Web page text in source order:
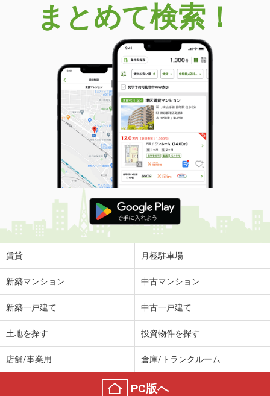
まとめて検索！
賃貸 月極駐車場
新築マンション 中古マンション
新築一戸建て 中古一戸建て
土地を探す 投資物件を探す
店舗/事業用 倉庫/トランクルーム
PC版へ